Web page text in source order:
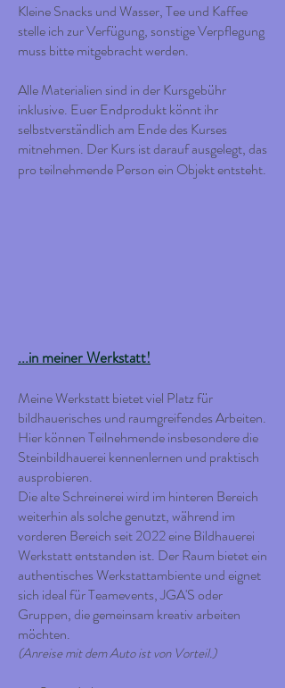
Kleine Snacks und Wasser, Tee und Kaffee
stelle ich zur Verfügung, sonstige Verpflegung
muss bitte mitgebracht werden.
Alle Materialien sind in der Kursgebühr
inklusive. Euer Endprodukt könnt ihr
selbstverständlich am Ende des Kurses
mitnehmen. Der Kurs ist darauf ausgelegt, das
pro teilnehmende Person ein Objekt entsteht.
...in meiner Werkstatt!
Meine Werkstatt bietet viel Platz für
bildhauerisches und raumgreifendes Arbeiten.
Hier können Teilnehmende insbesondere die
Steinbildhauerei kennenlernen und praktisch
ausprobieren.
Die alte Schreinerei wird im hinteren Bereich
weiterhin als solche genutzt, während im
vorderen Bereich seit 2022 eine Bildhauerei
Werkstatt entstanden ist. Der Raum bietet ein
authentisches Werkstattambiente und eignet
sich ideal für Teamevents, JGA'S oder
Gruppen, die gemeinsam kreativ arbeiten
möchten.
(Anreise mit dem Auto ist von Vorteil.)